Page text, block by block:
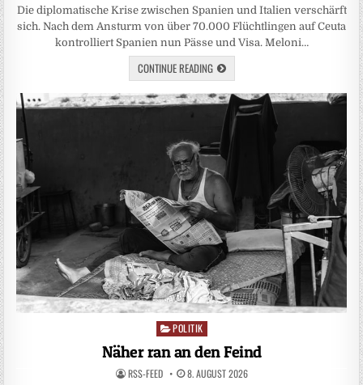
Die diplomatische Krise zwischen Spanien und Italien verschärft
sich. Nach dem Ansturm von über 70.000 Flüchtlingen auf Ceuta
kontrolliert Spanien nun Pässe und Visa. Meloni…
CONTINUE READING
Posted
POLITIK
Näher ran an den Feind
RSS-FEED 8. AUGUST 2026